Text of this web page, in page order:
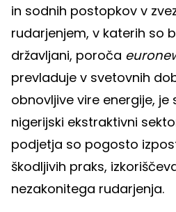
in sodnih postopkov v
rudarjenjem, v katerih so
državljani, poroča
prevladuje v svetovnih
obnovljive vire energije,
nigerijski ekstraktivni
podjetja so pogosto
škodljivih praks,
nezakonitega rudarjenja.